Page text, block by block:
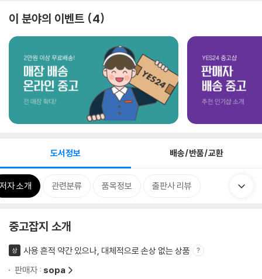
이 분야의 이벤트 4
도서정보 배송/반품/교환
저자 소개 관련분류 품목정보 출판사 리뷰
중고잡지 소개
상
사용 흔적 약간 있으나, 대체적으로 손상 없는 상품
판매자 : sopa